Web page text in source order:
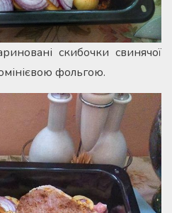
скибочки свинячої
фольгою.